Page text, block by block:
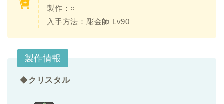
製作：○
入手方法： 彫金師 Lv90
製作情報
◆クリスタル